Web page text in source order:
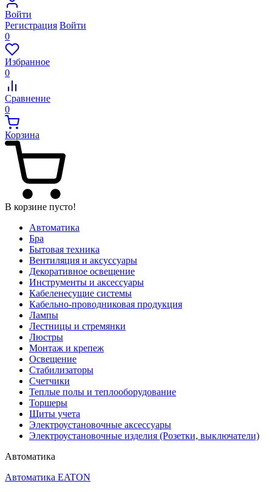
Войти
Регистрация Войти
0
Избранное
0
Сравнение
0
Корзина
В корзине пусто!
Автоматика
Бра
Бытовая техника
Вентиляция и аксуссуары
Декоративное освещение
Инструменты и аксессуары
Кабеленесущие системы
Кабельно-проводниковая продукция
Лампы
Лестницы и стремянки
Люстры
Монтаж и крепеж
Освещение
Стабилизаторы
Счетчики
Теплые полы и теплооборудование
Торшеры
Щиты учета
Электроустановочные аксессуары
Электроустановочные изделия (Розетки, выключатели)
Автоматика
Автоматика EATON